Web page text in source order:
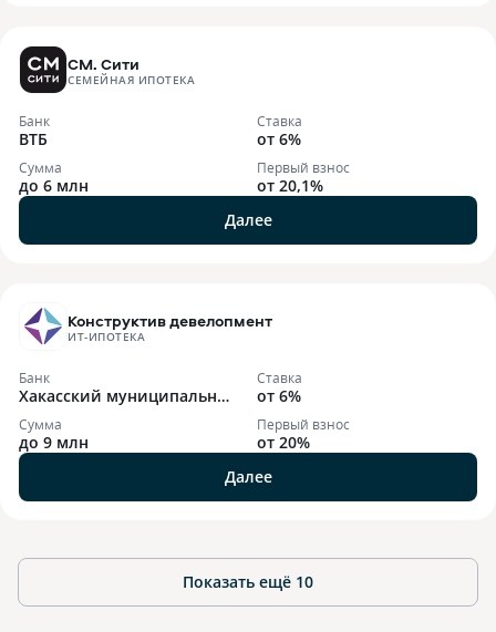
СМ. Сити
СЕМЕЙНАЯ ИПОТЕКА
Банк
ВТБ
Ставка
от 6%
Сумма
до 6 млн
Первый взнос
от 20,1%
Далее
Конструктив девелопмент
ИТ-ИПОТЕКА
Банк
Хакасский муниципальны
й банк
Ставка
от 6%
Сумма
до 9 млн
Первый взнос
от 20%
Далее
Показать ещё 10